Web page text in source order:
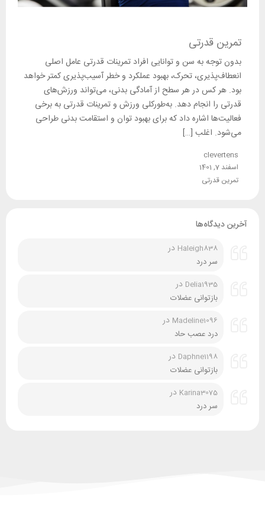
تمرین قدرتی
بدون توجه به سن و توانایی افراد تمرینات قدرتی عامل اصلی
انعطاف‌پذیری، تحرک، بهبود عملکرد و خطر آسیب‌پذیری کمتر خواهد
بود. هر کس در هر سطح از آمادگی بدنی، می‌تواند ورزش‌های
قدرتی را انجام دهد. به‌طورکلی ورزش و تمرینات قدرتی به برخی
فعالیت‌ها اشاره داد که برای بهبود توان و استقامت بدنی طراحی
می‌شود. اغلب […]
clevertens
اسفند 7, 1401
تمرین قدرتی
آخرین دیدگاه‌ها
Haleigh838 در
سر درد
Delia1935 در
بازتوانی عضلات
Madeline1096 در
درد عصب حاد
Daphne1198 در
بازتوانی عضلات
Karina3075 در
سر درد